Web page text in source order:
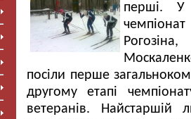
перші.
посіли перше
другому етапі
ветеранів. Найстаршій